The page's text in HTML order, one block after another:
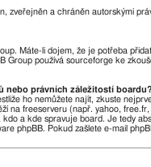
zveřejněn a chráněn autorskými
Máte-li dojem, že je potřeba
Group používá sourceforge ke
nebo právních záležitostí
ho nemůžete najít, zkuste
na freeserveru (např. yahoo,
a kde spravuje board. Je tedy
phpBB. Pokud zašlete e-mail